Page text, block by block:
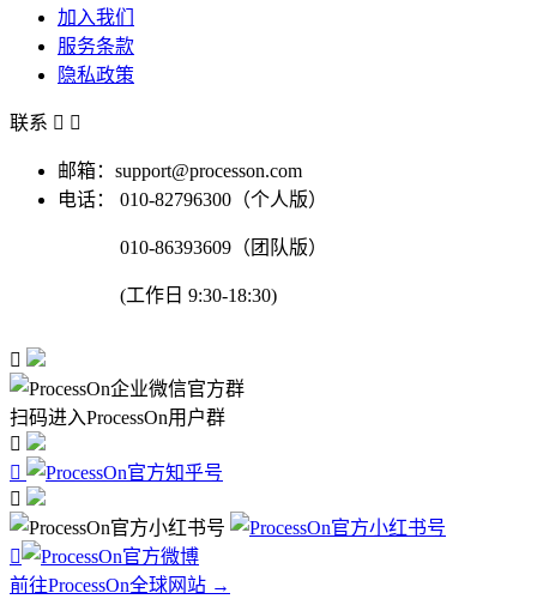
加入我们
服务条款
隐私政策
联系  
邮箱：support@processon.com
电话：
010-82796300（个人版）
010-86393609（团队版）
(工作日 9:30-18:30)

扫码进入ProcessOn用户群




前往ProcessOn全球网站 →